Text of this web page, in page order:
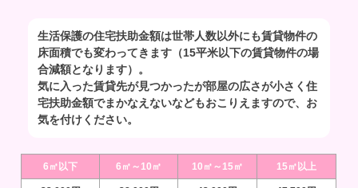
生活保護の住宅扶助金額は世帯人数以外にも賃貸物件の
床面積でも変わってきます（15平米以下の賃貸物件の場
合減額となります）。
気に入った賃貸先が見つかったが部屋の広さが小さく住
宅扶助金額でまかなえないなどもおこりえますので、お
気を付けください。
6㎡以下 6㎡～10㎡ 10㎡～15㎡ 15㎡以上